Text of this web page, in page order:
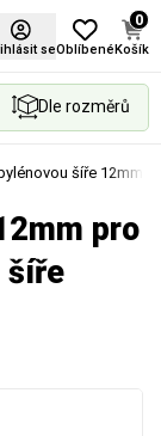
seOblíbené
0
Košík
Dle rozměrů
šíře 12mm
pro
šíře